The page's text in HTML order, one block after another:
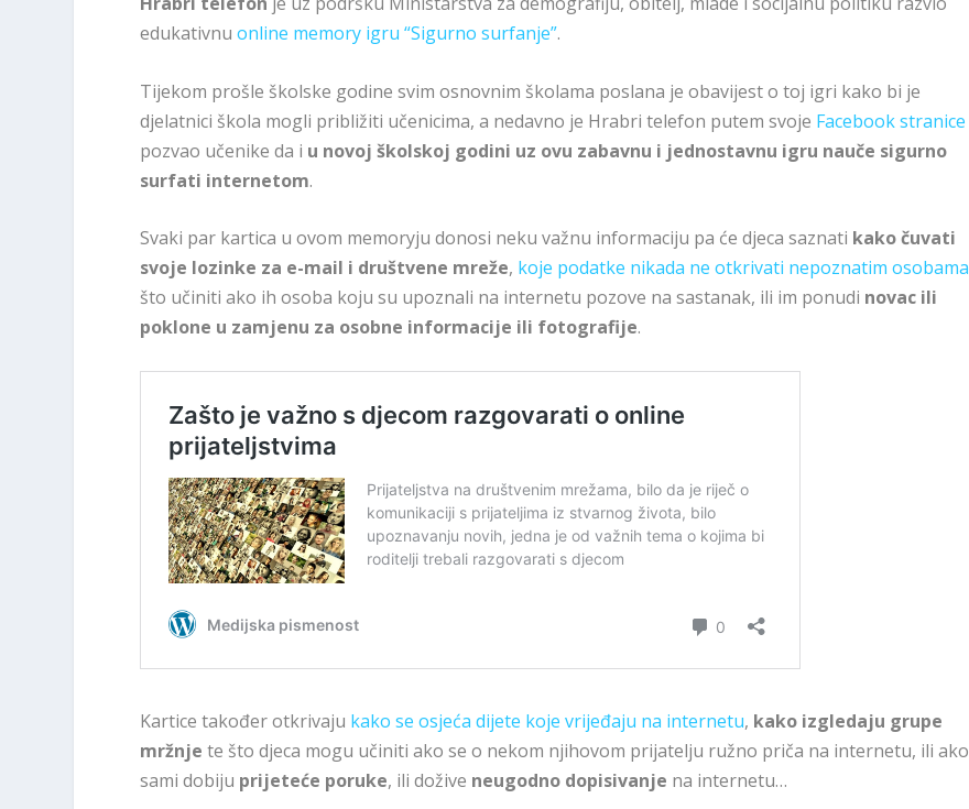
edukativnuonline memory igru “Sigurno surfanje”.
Tijekom prošle školske godine svim osnovnim školama poslana je obavijest o toj igri kako bi je
djelatnici škola mogli približiti učenicima, a nedavno je Hrabri telefon putem svoje Facebook stranice
pozvao učenike da i u novoj školskoj godini uz ovu zabavnu i jednostavnu igru nauče sigurno
surfati internetom.
Svaki par kartica u ovom memoryju donosi neku važnu informaciju pa će djeca saznati kako čuvati
svoje lozinke za e-mail i društvene mreže, koje podatke nikada ne otkrivati nepoznatim osobama
što učiniti ako ih osoba koju su upoznali na internetu pozove na sastanak, ili im ponudi novac ili
poklone u zamjenu za osobne informacije ili fotografije.
Kartice također otkrivaju kako se osjeća dijete koje vrijeđaju na internetu, kako izgledaju grupe
mržnje te što djeca mogu učiniti ako se o nekom njihovom prijatelju ružno priča na internetu, ili ako
sami dobiju prijeteće poruke, ili dožive neugodno dopisivanje na internetu…